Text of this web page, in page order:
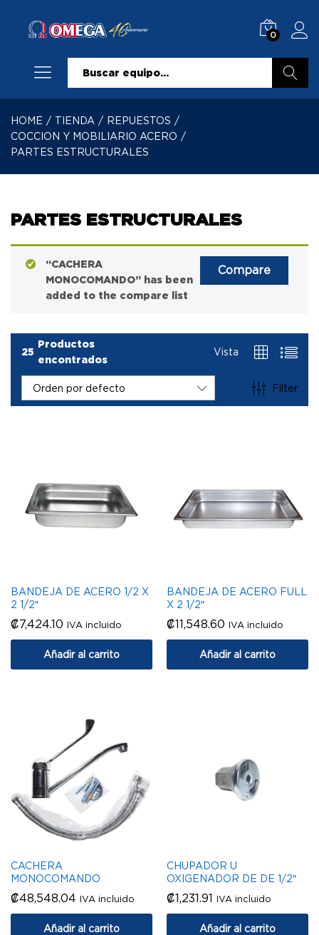
0
HOME / TIENDA / REPUESTOS /
COCCION Y MOBILIARIO ACERO /
PARTES ESTRUCTURALES
PARTES ESTRUCTURALES
Compare
“CACHERA
MONOCOMANDO” has been
added to the compare list
25
Productos
encontrados
Vista
Filter
Orden por defecto
BANDEJA DE ACERO 1/2 X
2 1/2″
₡7,424.10 IVA incluido
Añadir al carrito
BANDEJA DE ACERO FULL
X 2 1/2″
₡11,548.60 IVA incluido
Añadir al carrito
CACHERA
MONOCOMANDO
₡48,548.04 IVA incluido
Añadir al carrito
CHUPADOR U
OXIGENADOR DE DE 1/2″
₡1,231.91 IVA incluido
Añadir al carrito